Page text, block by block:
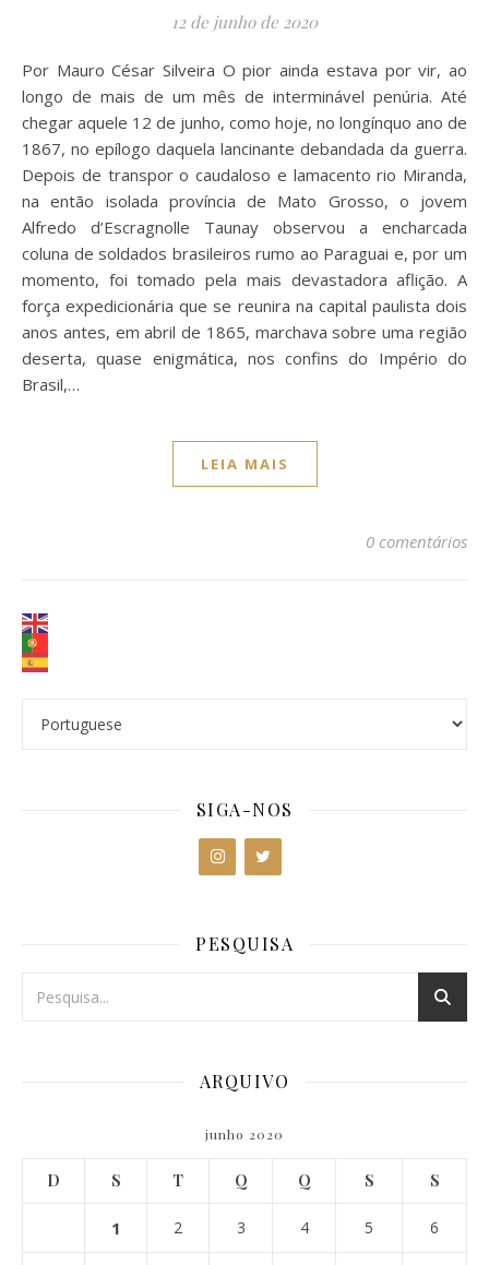
12 de junho de 2020
Por Mauro César Silveira O pior ainda estava por vir, ao
longo de mais de um mês de interminável penúria. Até
chegar aquele 12 de junho, como hoje, no longínquo ano de
1867, no epílogo daquela lancinante debandada da guerra.
Depois de transpor o caudaloso e lamacento rio Miranda,
na então isolada província de Mato Grosso, o jovem
Alfredo d’Escragnolle Taunay observou a encharcada
coluna de soldados brasileiros rumo ao Paraguai e, por um
momento, foi tomado pela mais devastadora aflição. A
força expedicionária que se reunira na capital paulista dois
anos antes, em abril de 1865, marchava sobre uma região
deserta, quase enigmática, nos confins do Império do
Brasil,…
LEIA MAIS
0 comentários
SIGA-NOS
PESQUISA
ARQUIVO
junho 2020
D S T Q Q S S
1 2 3 4 5 6